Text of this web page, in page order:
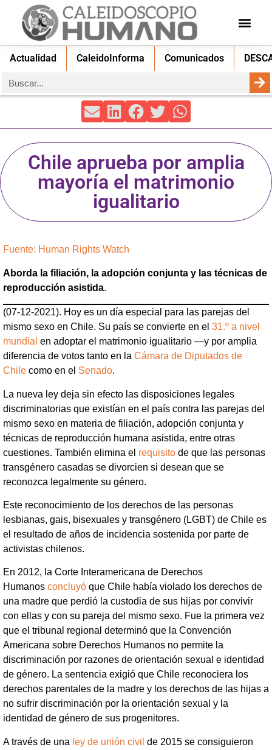
Actualidad CaleidoInforma Comunicados
Chile aprueba por amplia
mayoría el matrimonio
igualitario
Fuente: Human Rights Watch
Aborda la filiación, la adopción conjunta y las técnicas de
reproducción asistida.
(07-12-2021). Hoy es un día especial para las parejas del
mismo sexo en Chile. Su país se convierte en el 31.º a nivel
mundial en adoptar el matrimonio igualitario —y por amplia
diferencia de votos tanto en la Cámara de Diputados de
Chile como en el Senado.
La nueva ley deja sin efecto las disposiciones legales
discriminatorias que existían en el país contra las parejas del
mismo sexo en materia de filiación, adopción conjunta y
técnicas de reproducción humana asistida, entre otras
cuestiones. También elimina el requisito de que las personas
transgénero casadas se divorcien si desean que se
reconozca legalmente su género.
Este reconocimiento de los derechos de las personas
lesbianas, gais, bisexuales y transgénero (LGBT) de Chile es
el resultado de años de incidencia sostenida por parte de
activistas chilenos.
En 2012, la Corte Interamericana de Derechos
Humanos concluyó que Chile había violado los derechos de
una madre que perdió la custodia de sus hijas por convivir
con ellas y con su pareja del mismo sexo. Fue la primera vez
que el tribunal regional determinó que la Convención
Americana sobre Derechos Humanos no permite la
discriminación por razones de orientación sexual e identidad
de género. La sentencia exigió que Chile reconociera los
derechos parentales de la madre y los derechos de las hijas a
no sufrir discriminación por la orientación sexual y la
identidad de género de sus progenitores.
A través de una ley de unión civil de 2015 se consiguieron